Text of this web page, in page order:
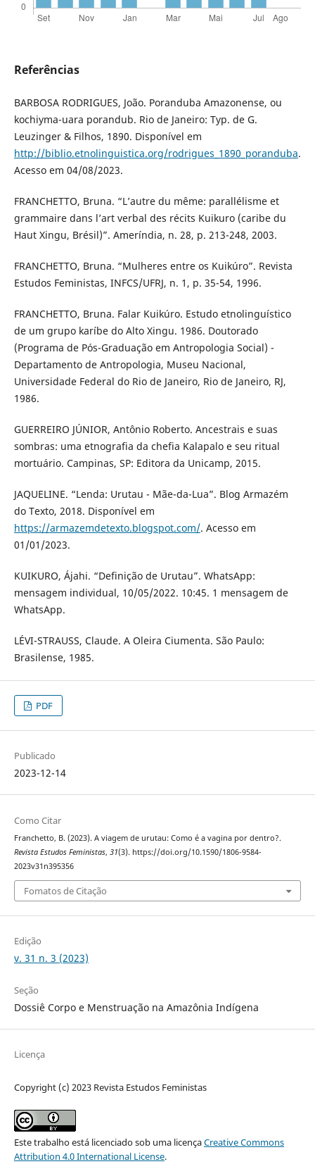
Referências
BARBOSA RODRIGUES, João. Poranduba Amazonense, ou
kochiyma-uara porandub. Rio de Janeiro: Typ. de G.
Leuzinger & Filhos, 1890. Disponível em
http://biblio.etnolinguistica.org/rodrigues_1890_poranduba.
Acesso em 04/08/2023.
FRANCHETTO, Bruna. “L’autre du même: parallélisme et
grammaire dans l’art verbal des récits Kuikuro (caribe du
Haut Xingu, Brésil)”. Ameríndia, n. 28, p. 213-248, 2003.
FRANCHETTO, Bruna. “Mulheres entre os Kuikúro”. Revista
Estudos Feministas, INFCS/UFRJ, n. 1, p. 35-54, 1996.
FRANCHETTO, Bruna. Falar Kuikúro. Estudo etnolinguístico
de um grupo karíbe do Alto Xingu. 1986. Doutorado
(Programa de Pós-Graduação em Antropologia Social) -
Departamento de Antropologia, Museu Nacional,
Universidade Federal do Rio de Janeiro, Rio de Janeiro, RJ,
1986.
GUERREIRO JÚNIOR, Antônio Roberto. Ancestrais e suas
sombras: uma etnografia da chefia Kalapalo e seu ritual
mortuário. Campinas, SP: Editora da Unicamp, 2015.
JAQUELINE. “Lenda: Urutau - Mãe-da-Lua”. Blog Armazém
do Texto, 2018. Disponível em
https://armazemdetexto.blogspot.com/. Acesso em
01/01/2023.
KUIKURO, Ájahi. “Definição de Urutau”. WhatsApp:
mensagem individual, 10/05/2022. 10:45. 1 mensagem de
WhatsApp.
LÉVI-STRAUSS, Claude. A Oleira Ciumenta. São Paulo:
Brasilense, 1985.
PDF
Publicado
2023-12-14
Como Citar
Franchetto, B. (2023). A viagem de urutau: Como é a vagina por dentro?.
Revista Estudos Feministas, 31(3). https://doi.org/10.1590/1806-9584-
2023v31n395356
Fomatos de Citação
Edição
v. 31 n. 3 (2023)
Seção
Dossiê Corpo e Menstruação na Amazônia Indígena
Licença
Copyright (c) 2023 Revista Estudos Feministas
Este trabalho está licenciado sob uma licençaCreative Commons
Attribution 4.0 International License.